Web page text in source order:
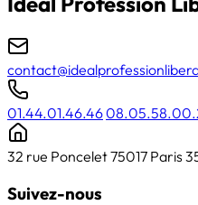
01.44.01.46.46
32 rue Poncelet 75017 Paris
Suivez-nous